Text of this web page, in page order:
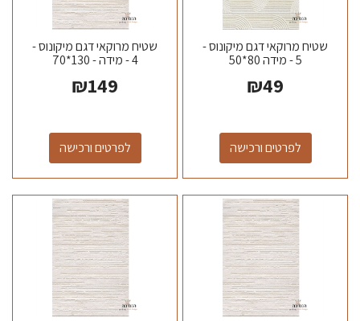
שטיח מרוקאי דגם מיקונוס -
5 - מידה 80*50
₪49
לפרטים ורכישה
שטיח מרוקאי דגם מיקונוס -
4 - מידה - 130*70
₪149
לפרטים ורכישה